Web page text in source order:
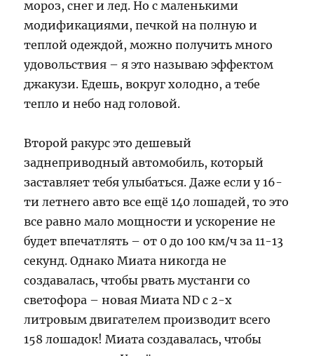
мороз, снег и лед. Но c маленькими
модификациями, печкой на полную и
теплой одеждой, можно получить много
удовольствия – я это называю эффектом
джакузи. Едешь, вокруг холодно, а тебе
тепло и небо над головой.
Второй ракурс это дешевый
заднеприводный автомобиль, который
заставляет тебя улыбаться. Даже если у 16-
ти летнего авто все ещё 140 лошадей, то это
все равно мало мощности и ускорение не
будет впечатлять – от 0 до 100 км/ч за 11-13
секунд. Однако Миата никогда не
создавалась, чтобы рвать мустанги со
светофора – новая Миата ND с 2-х
литровым двигателем производит всего
158 лошадок! Миата создавалась, чтобы